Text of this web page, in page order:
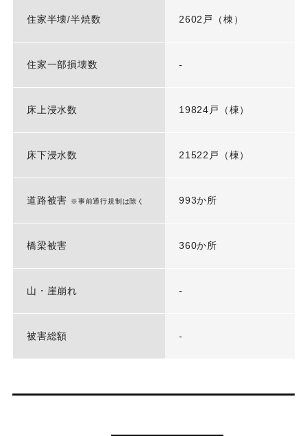
住家半壊/半焼数 2602戸（棟）
住家一部損壊数 -
床上浸水数 19824戸（棟）
床下浸水数 21522戸（棟）
道路被害 ※事前通行規制は除く 993か所
橋梁被害 360か所
山・崖崩れ -
被害総額 -